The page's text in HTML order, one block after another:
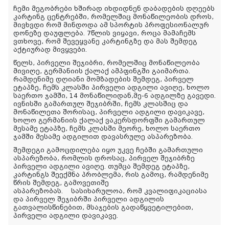
ჩემი მეგობრები ხშირად იხდიდნენ დაბადების დღეებს
კარტინგ ცენტრებში, რომელშიც მონაწილეობის დროს,
მივხვდი რომ მინდოდა ამ სპორტის პროფესიონალურ
დონეზე დაუფლება. 7წლის ვიყავი, როცა მამაჩემს
ვთხოვე, რომ შევეყვანე კარტინგზე და მას შემდეგ
აქტიურად მივყვები.
წელს, პირველი შეჯიბრი, რომელშიც მონაწილეობა
მივიღე, გერმანიის ქალაქ ამპფინგში გაიმართა.
რამდენიმე დღიანი მომზადების შემდეგ, პირველ
ეტაპზე, ჩემს კლასში პირველი ადგილი ავიღე, ხოლო
საერთო ჯამში, 14 მონაწილიდან,მე-6 ადგილზე გავედი.
ივნისში გამართულ შეჯიბრში, ჩემს კლასშიც და
მონაწილეთა შორისაც, პირველი ადგილი დავიკავე,
ხოლო გერმანიის ქალაქ ვაკერსდორფში გამართულ
მესამე ეტაპზე, ჩემს კლასში მეორე, ხოლო საერთო
ჯამში მესამე ადგილით დავასრულე ასპარეზობა.
შემდეგი გამოცდილება იყო უკვე ჩებში გამართული
ასპარეზობა, რომლის დროსაც, პირველ შეჯიბრზე
პირველი ადგილი ავიღე. თუმცა შემდეგ ეტაპზე,
კარტინგს შეექმნა პრობლემა, რის გამოც, რამდენიმე
წრის შემდეგ, გამოვეთიშე
ასპარეზობას. სასიხარულოა, რომ კვალიფიკაციასა
და პირველ შეჯიბრში პირველი ადგილის
გათვალისწინებით, მსაჯების გადაწყვეტილებით,
პირველი ადგილი დავიკავე.